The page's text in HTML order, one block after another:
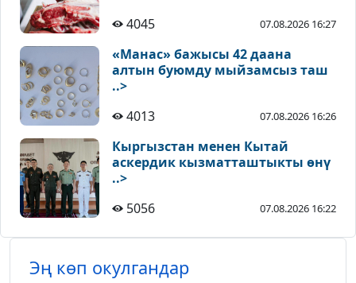
4045 07.08.2026 16:27
«Манас» бажысы 42 даана
алтын буюмду мыйзамсыз таш
..>
4013
07.08.2026 16:26
Кыргызстан менен Кытай
аскердик кызматташтыкты өнү
..>
5056
07.08.2026 16:22
Эң көп окулгандар